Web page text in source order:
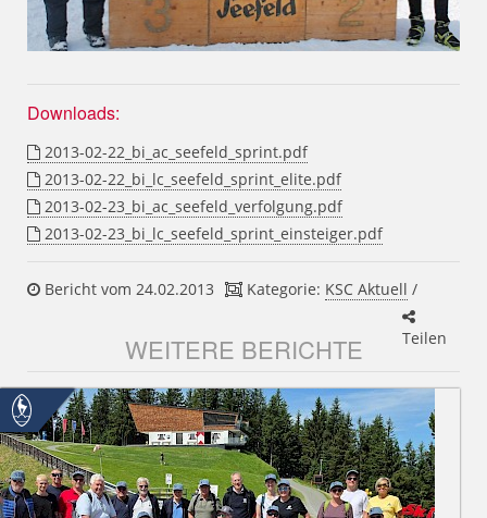
Downloads:
2013-02-22_bi_ac_seefeld_sprint.pdf
2013-02-22_bi_lc_seefeld_sprint_elite.pdf
2013-02-23_bi_ac_seefeld_verfolgung.pdf
2013-02-23_bi_lc_seefeld_sprint_einsteiger.pdf
Bericht vom 24.02.2013 Kategorie: KSC Aktuell /
Teilen
WEITERE BERICHTE